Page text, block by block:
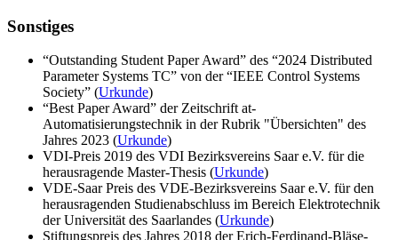
Sonstiges
“Outstanding Student Paper Award” des “2024 Distributed
Parameter Systems TC” von der “IEEE Control Systems
Society” (Urkunde)
“Best Paper Award” der Zeitschrift at-
Automatisierungstechnik in der Rubrik "Übersichten" des
Jahres 2023 (Urkunde)
VDI-Preis 2019 des VDI Bezirksvereins Saar e.V. für die
herausragende Master-Thesis (Urkunde)
VDE-Saar Preis des VDE-Bezirksvereins Saar e.V. für den
herausragenden Studienabschluss im Bereich Elektrotechnik
der Universität des Saarlandes (Urkunde)
Stiftungspreis des Jahres 2018 der Erich-Ferdinand-Bläse-